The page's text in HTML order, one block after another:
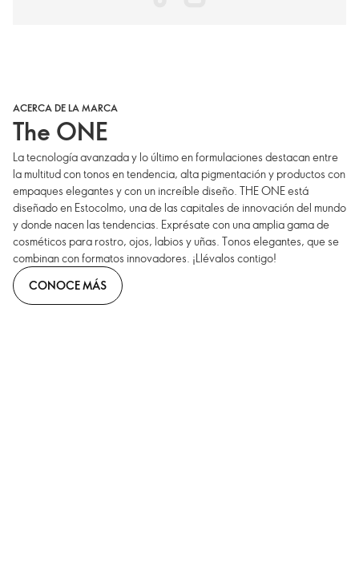
ACERCA DE LA MARCA
The ONE
La tecnología avanzada y lo último en formulaciones destacan entre
la multitud con tonos en tendencia, alta pigmentación y productos con
empaques elegantes y con un increíble diseño. THE ONE está
diseñado en Estocolmo, una de las capitales de innovación del mundo
y donde nacen las tendencias. Exprésate con una amplia gama de
cosméticos para rostro, ojos, labios y uñas. Tonos elegantes, que se
combinan con formatos innovadores. ¡Llévalos contigo!
CONOCE MÁS